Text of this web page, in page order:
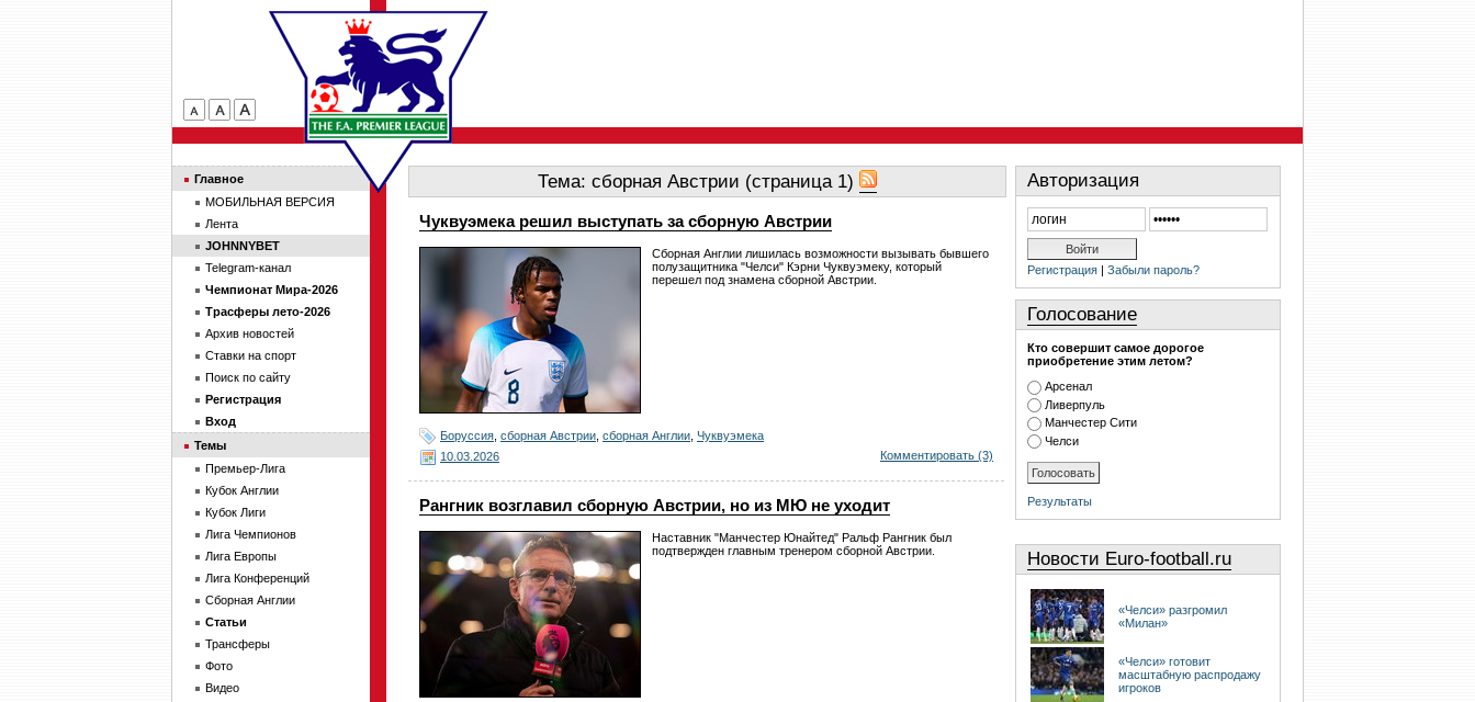
Тема: сборная Австрии (страница 1)
Чуквуэмека решил выступать за сборную Австрии
Сборная Англии лишилась возможности вызывать бывшего
полузащитника "Челси" Кэрни Чуквуэмеку, который
перешел под знамена сборной Австрии.
Боруссия сборная Австрии сборная Англии Чуквуэмека
10.03.2026
Комментировать (3)
Рангник возглавил сборную Австрии, но из МЮ не уходит
Наставник "Манчестер Юнайтед" Ральф Рангник был
подтвержден главным тренером сборной Австрии.
Авторизация
Регистрация | Забыли пароль?
Голосование
Кто совершит самое дорогое
приобретение этим летом?
Арсенал
Ливерпуль
Манчестер Сити
Челси
Результаты
Новости Euro-football.ru
«Челси» разгромил
«Милан»
«Челси» готовит
масштабную распродажу
игроков
Главное
МОБИЛЬНАЯ ВЕРСИЯ
Лента
JOHNNYBET
Telegram-канал
Чемпионат Мира-2026
Трасферы лето-2026
Архив новостей
Ставки на спорт
Поиск по сайту
Регистрация
Вход
Темы
Премьер-Лига
Кубок Англии
Кубок Лиги
Лига Чемпионов
Лига Европы
Лига Конференций
Сборная Англии
Статьи
Трансферы
Фото
Видео